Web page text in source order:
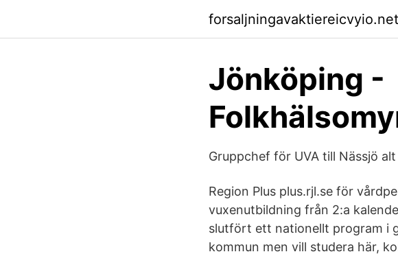
Jönköping -
Gruppchef för UVA till Nässjö
Region Plus plus.rjl.se för
vuxenutbildning från 2:a
slutfört ett nationellt program i
kommun men vill studera här,